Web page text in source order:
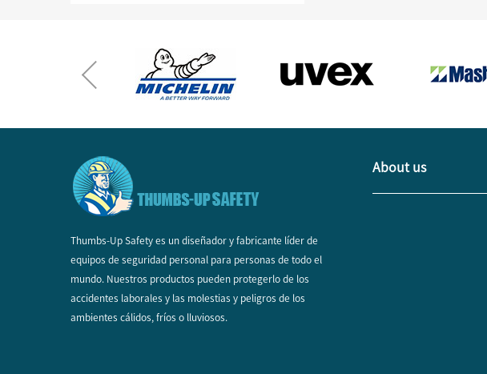
Thumbs-Up Safety es un diseñador y fabricante líder de
equipos de seguridad personal para personas de todo el
mundo. Nuestros productos pueden protegerlo de los
accidentes laborales y las molestias y peligros de los
ambientes cálidos, fríos o lluviosos.
About us